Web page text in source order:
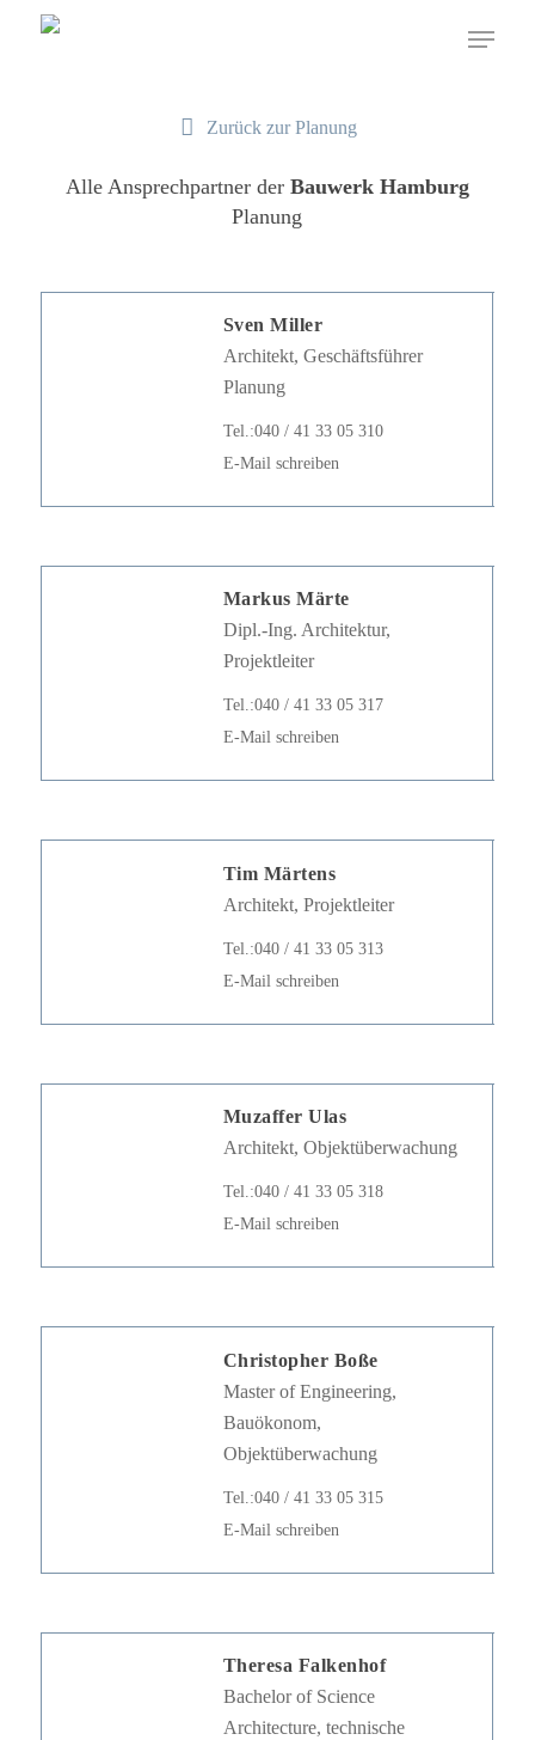
Hit enter to search or ESC to close
Zurück zur Planung
Alle Ansprechpartner der Bauwerk Hamburg
Planung
Sven Miller
Architekt, Geschäftsführer
Planung
Tel.:040 / 41 33 05 310
E-Mail schreiben
Markus Märte
Dipl.-Ing. Architektur,
Projektleiter
Tel.:040 / 41 33 05 317
E-Mail schreiben
Tim Märtens
Architekt, Projektleiter
Tel.:040 / 41 33 05 313
E-Mail schreiben
Muzaffer Ulas
Architekt, Objektüberwachung
Tel.:040 / 41 33 05 318
E-Mail schreiben
Christopher Boße
Master of Engineering,
Bauökonom,
Objektüberwachung
Tel.:040 / 41 33 05 315
E-Mail schreiben
Theresa Falkenhof
Bachelor of Science
Architecture, technische